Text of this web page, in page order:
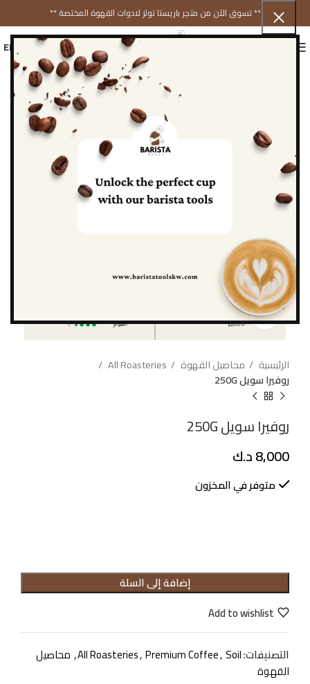
** تسوق الآن من متجر باريستا تولز لادوات القهوة المختصة **
ENGLISH
Click to enlarge
الرئيسية محاصيل القهوة
All Roasteries
روفيرا سويل 250G
روفيرا سويل 250G
8,000د.ك
متوفر في المخزون
إضافة إلى السلة
Add to wishlist
التصنيفات: All Roasteries,Premium Coffee,Soil
, محاصيل
القهوة